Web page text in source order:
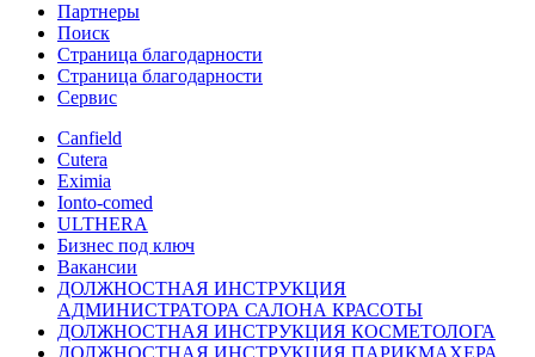
Партнеры
Поиск
Страница благодарности
Страница благодарности
Сервис
Canfield
Cutera
Eximia
Ionto-comed
ULTHERA
Бизнес под ключ
Вакансии
ДОЛЖНОСТНАЯ ИНСТРУКЦИЯ
АДМИНИСТРАТОРА САЛОНА КРАСОТЫ
ДОЛЖНОСТНАЯ ИНСТРУКЦИЯ КОСМЕТОЛОГА
ДОЛЖНОСТНАЯ ИНСТРУКЦИЯ ПАРИКМАХЕРА